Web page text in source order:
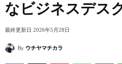
なビジネスデス
最終更新日 2026年5月28日
By ウチヤマチカラ